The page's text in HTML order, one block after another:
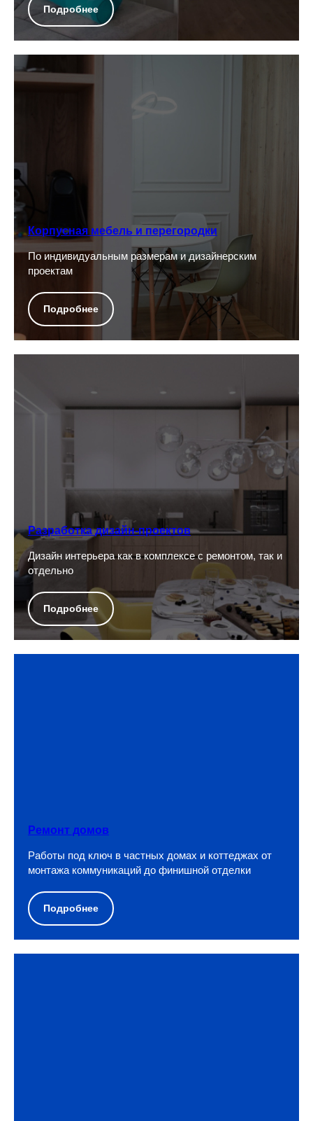
Подробнее
Корпусная мебель и перегородки
По индивидуальным размерам и дизайнерским
проектам
Подробнее
Разработка дизайн-проектов
Дизайн интерьера как в комплексе с ремонтом, так и
отдельно
Подробнее
Ремонт домов
Работы под ключ в частных домах и коттеджах от
монтажа коммуникаций до финишной отделки
Подробнее
Примеры нашей работы